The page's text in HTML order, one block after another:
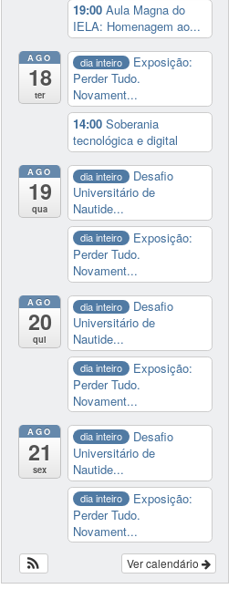
19:00Aula Magna do
IELA: Homenagem ao...
AGO
18
ter
dia inteiro
Exposição:
Perder Tudo.
Novament...
14:00Soberania
tecnológica e digital
AGO
19
qua
dia inteiro
Desafio
Universitário de
Nautide...
dia inteiro
Exposição:
Perder Tudo.
Novament...
AGO
20
qui
dia inteiro
Desafio
Universitário de
Nautide...
dia inteiro
Exposição:
Perder Tudo.
Novament...
AGO
21
sex
dia inteiro
Desafio
Universitário de
Nautide...
dia inteiro
Exposição:
Perder Tudo.
Novament...
Ver calendário